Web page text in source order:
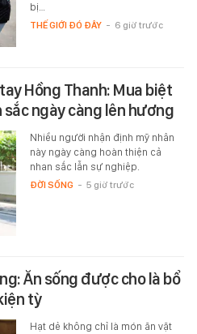
bị…
THẾ GIỚI ĐÓ ĐÂY - 6 giờ trước
Hồng Thanh: Mua biệt
ngày càng lên hương
Nhiều người nhận định mỹ nhân
này ngày càng hoàn thiện cả
nhan sắc lẫn sự nghiệp.
ĐỜI SỐNG - 5 giờ trước
Ăn sống được cho là bổ
tỳ
Hạt dẻ không chỉ là món ăn vặt